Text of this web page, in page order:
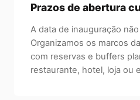
Prazos de abertura
A data de inauguração
Organizamos os marcos
com reservas e buffers
restaurante, hotel, loja ou